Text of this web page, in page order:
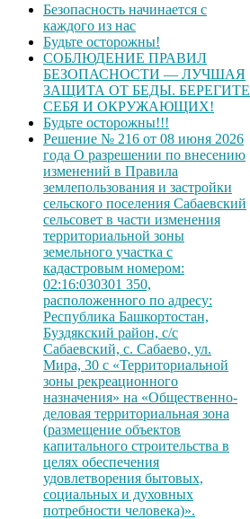
Безопасность начинается с
каждого из нас
Будьте осторожны!
СОБЛЮДЕНИЕ ПРАВИЛ
БЕЗОПАСНОСТИ — ЛУЧШАЯ
ЗАЩИТА ОТ БЕДЫ. БЕРЕГИТЕ
СЕБЯ И ОКРУЖАЮЩИХ!
Будьте осторожны!!!
Решение № 216 от 08 июня 2026
года О разрешении по внесению
изменений в Правила
землепользования и застройки
сельского поселения Сабаевский
сельсовет в части изменения
территориальной зоны
земельного участка с
кадастровым номером:
02:16:030301 350,
расположенного по адресу:
Республика Башкортостан,
Буздякский район, с/с
Сабаевский, с. Сабаево, ул.
Мира, 30 с «Территориальной
зоны рекреационного
назначения» на «Общественно-
деловая территориальная зона
(размещение объектов
капитального строительства в
целях обеспечения
удовлетворения бытовых,
социальных и духовных
потребности человека)».